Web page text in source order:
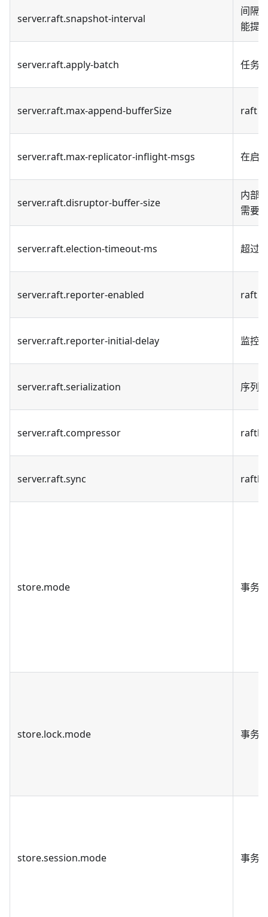
server.raft.snapshot-interval
间隔
能提
server.raft.apply-batch 任务
server.raft.max-append-bufferSize raft
server.raft.max-replicator-inflight-msgs 在启
server.raft.disruptor-buffer-size
内部
需要
server.raft.election-timeout-ms 超过
server.raft.reporter-enabled raft
server.raft.reporter-initial-delay 监控
server.raft.serialization 序列
server.raft.compressor
server.raft.sync
store.mode 事务
store.lock.mode 事务
store.session.mode 事务